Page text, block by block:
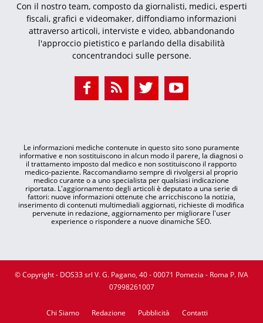
Con il nostro team, composto da giornalisti, medici, esperti
fiscali, grafici e videomaker, diffondiamo informazioni
attraverso articoli, interviste e video, abbandonando
l'approccio pietistico e parlando della disabilità
concentrandoci sulle persone.
Le informazioni mediche contenute in questo sito sono puramente
informative e non sostituiscono in alcun modo il parere, la diagnosi o
il trattamento imposto dal medico e non sostituiscono il rapporto
medico-paziente. Raccomandiamo sempre di rivolgersi al proprio
medico curante o a uno specialista per qualsiasi indicazione
riportata. L'aggiornamento degli articoli è deputato a una serie di
fattori: nuove informazioni ottenute che arricchiscono la notizia,
inserimento di contenuti multimediali aggiornati, richieste di modifica
pervenute in redazione, aggiornamento per migliorare l'user
experience o rispondere a nuove dinamiche SEO.
© Copyright - DOS33 srl V. G. Pagano, 40 - 00071 Pomezia - Roma P. IVA
07998261007
Chi Siamo Redazione Pubblicità Contatti